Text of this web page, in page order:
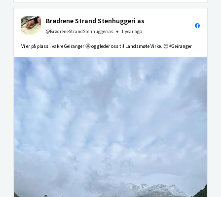
Brødrene Strand Stenhuggeri as
@BrødreneStrandStenhuggerias 1 year ago
Vi er på plass i vakre Geiranger 🤩 og gleder oss til Landsmøte Virke. 😊 #Geiranger